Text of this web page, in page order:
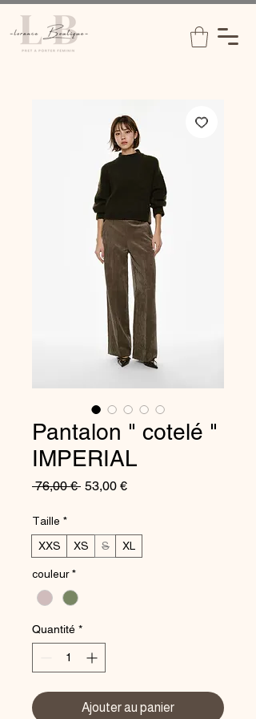
Pantalon " cotelé "
IMPERIAL
76,00 € Prix
53,00 €Prix
Taille *
XXS
XS S XL
couleur *
Quantité *
Ajouter au panier